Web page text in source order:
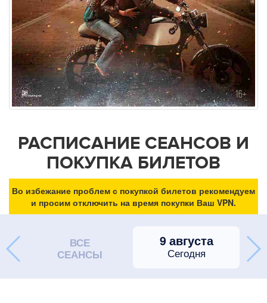
РАСПИСАНИЕ СЕАНСОВ И
ПОКУПКА БИЛЕТОВ
Во избежание проблем с покупкой билетов рекомендуем
и просим отключить на время покупки Ваш VPN.
ВСЕ
СЕАНСЫ
9 августа
Сегодня